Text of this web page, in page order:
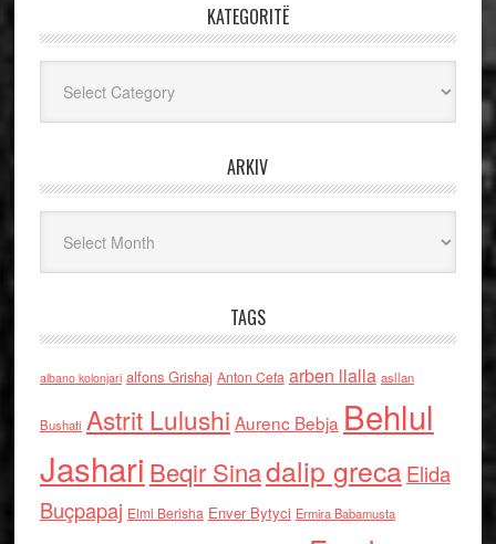
KATEGORITË
ARKIV
TAGS
albano kolonjari alfons Grishaj Anton Cefa arben llalla asllan
Bushati Astrit Lulushi Aurenc Bebja Behlul
Jashari Beqir Sinadalip grecaElida
Buçpapaj Elmi Berisha Enver Bytyci Ermira Babamusta